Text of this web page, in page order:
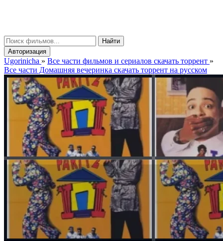
Найти
Авторизация
Ugorinicha » Все части фильмов и сериалов скачать торрент »
Все части Домашняя вечеринка скачать торрент на русском